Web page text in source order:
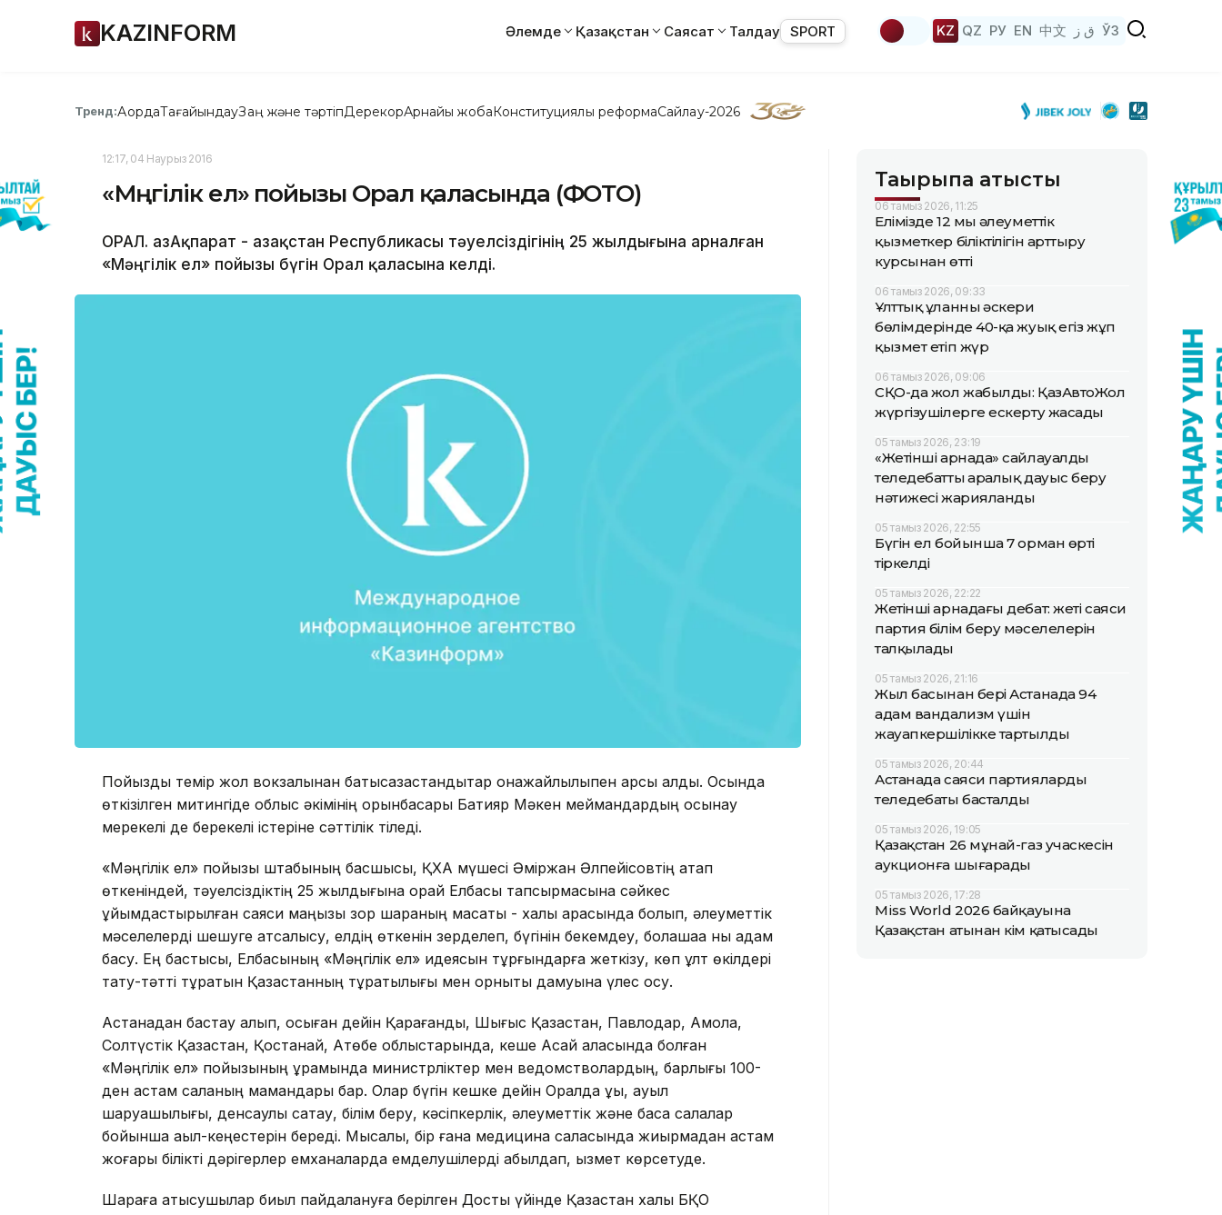
KAZINFORM Әлемде Қазақстан Саясат Талдау SPORT KZ QZ РУ EN 中文 ق ز ЎЗ
Тренд:АқордаТағайындауЗаң және тәртіпДерекқорАрнайы жобаКонституциялық реформаСайлау-2026
12:17, 04 Наурыз 2016
«Мәңгілік ел» пойызы Орал қаласында (ФОТО)
ОРАЛ. ҚазАқпарат - Қазақстан Республикасы тәуелсіздігінің 25 жылдығына арналған
«Мәңгілік ел» пойызы бүгін Орал қаласына келді.
Пойызды темір жол вокзалынан батысқазақстандықтар қонақжайлылықпен қарсы алды. Осында
өткізілген митингіде облыс әкімінің орынбасары Бақтияр Мәкен меймандардың осынау
мерекелі де берекелі істеріне сәттілік тіледі.
«Мәңгілік ел» пойызы штабының басшысы, ҚХА мүшесі Әміржан Әлпейісовтің атап
өткеніндей, тәуелсіздіктің 25 жылдығына орай Елбасы тапсырмасына сәйкес
ұйымдастырылған саяси маңызы зор шараның мақсаты - халық арасында болып, әлеуметтік
мәселелерді шешуге атсалысу, елдің өткенін зерделеп, бүгінін бекемдеу, болашаққа нық қадам
басу. Ең бастысы, Елбасының «Мәңгілік ел» идеясын тұрғындарға жеткізу, көп ұлт өкілдері
тату-тәтті тұратын Қазақстанның тұрақтылығы мен орнықты дамуына үлес қосу.
Астанадан бастау алып, осыған дейін Қарағанды, Шығыс Қазақстан, Павлодар, Ақмола,
Солтүстік Қазақстан, Қостанай, Ақтөбе облыстарында, кеше Ақсай қаласында болған
«Мәңгілік ел» пойызының құрамында министрліктер мен ведомстволардың, барлығы 100-
ден астам саланың мамандары бар. Олар бүгін кешке дейін Оралда құқық, ауыл
шаруашылығы, денсаулық сақтау, білім беру, кәсіпкерлік, әлеуметтік және басқа салалар
бойынша ақыл-кеңестерін береді. Мысалы, бір ғана медицина саласында жиырмадан астам
жоғары білікті дәрігерлер емханаларда емделушілерді қабылдап, қызмет көрсетуде.
Шараға қатысушылар биыл пайдалануға берілген Достық үйінде Қазақстан халқы БҚО
Тақырыпқа қатысты
06 тамыз 2026, 11:25
Елімізде 12 мың әлеуметтік
қызметкер біліктілігін арттыру
курсынан өтті
06 тамыз 2026, 09:33
Ұлттық ұланның әскери
бөлімдерінде 40-қа жуық егіз жұп
қызмет етіп жүр
06 тамыз 2026, 09:06
СҚО-да жол жабылды: ҚазАвтоЖол
жүргізушілерге ескерту жасады
05 тамыз 2026, 23:19
«Жетінші арнада» сайлауалды
теледебаттың аралық дауыс беру
нәтижесі жарияланды
05 тамыз 2026, 22:55
Бүгін ел бойынша 7 орман өрті
тіркелді
05 тамыз 2026, 22:22
Жетінші арнадағы дебат: жеті саяси
партия білім беру мәселелерін
талқылады
05 тамыз 2026, 21:16
Жыл басынан бері Астанада 94
адам вандализм үшін
жауапкершілікке тартылды
05 тамыз 2026, 20:44
Астанада саяси партиялардың
теледебаты басталды
05 тамыз 2026, 19:05
Қазақстан 26 мұнай-газ учаскесін
аукционға шығарады
05 тамыз 2026, 17:28
Miss World 2026 байқауына
Қазақстан атынан кім қатысады